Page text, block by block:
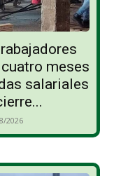
meses
salariales
2026